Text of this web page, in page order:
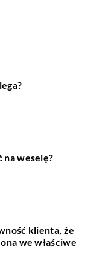
na weselę?
klienta, że
we właściwe